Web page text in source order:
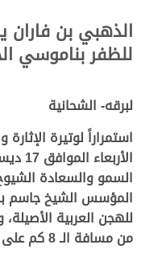
الذهبي بن فاران
للظفر بناموسي
لبرقه- الشحانية
استمراراً لوتيرة
السمو والسعادة
المؤسس الشيخ جاسم
للهجن العربية
من مسافة الـ 8 كم على مدار 10 أشواط.